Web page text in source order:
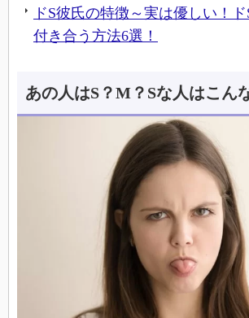
ドS彼氏の特徴～実は優しい！ド
付き合う方法6選！
あの人はS？M？Sな人はこん